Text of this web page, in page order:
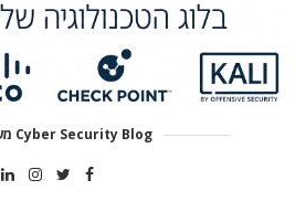
Cyber Security Blog משנת 2013